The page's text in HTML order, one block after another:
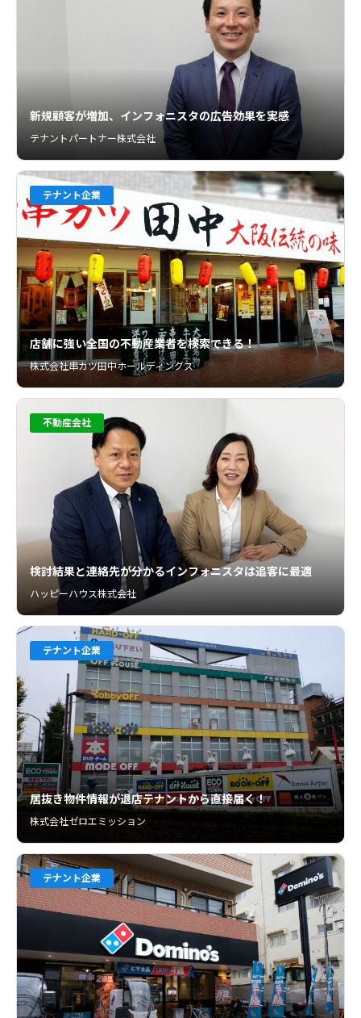
新規顧客が増加、インフォニスタの広告効果を実感
テナントパートナー株式会社
店舗に強い全国の不動産業者を検索できる！
株式会社串カツ田中ホールディングス
テナント企業
検討結果と連絡先が分かるインフォニスタは追客に最適
ハッピーハウス株式会社
不動産会社
居抜き物件情報が退店テナントから直接届く！
株式会社ゼロエミッション
テナント企業
テナント企業